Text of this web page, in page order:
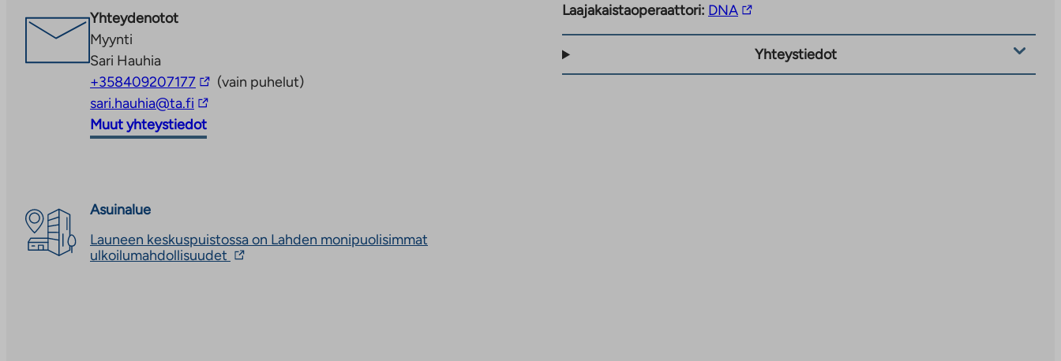
Yhteydenotot
Myynti
Sari Hauhia
+358409207177 Linkki
vie
ulkopuoliseen
(vain puhelut)
sari.hauhia@ta.fi Linkki
vie
Muut yhteystiedot
Asuinalue
Launeen keskuspuistossa on Lahden monipuolisimmat
ulkoilumahdollisuudet Linkki
Laajakaistaoperaattori: DNALinkki
vie
ulkopuoliseen
palveluun.
Yhteystiedot